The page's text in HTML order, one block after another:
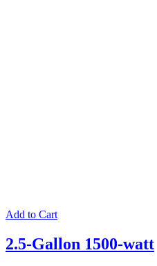
Add to Cart
2.5-Gallon 1500-watt